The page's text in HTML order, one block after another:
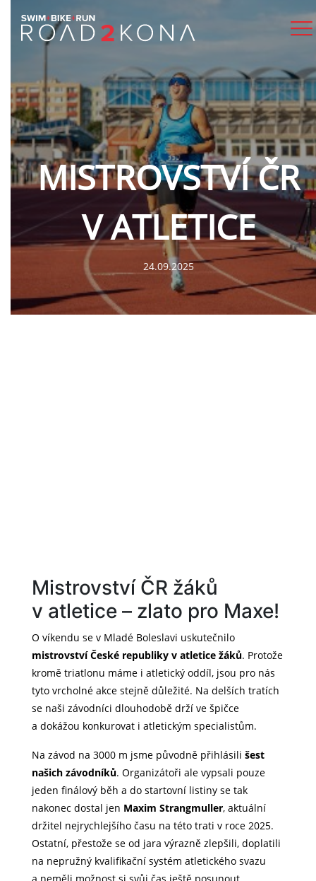
MISTROVSTVÍ ČR
V ATLETICE
24.09.2025
Mistrovství ČR žáků
v atletice – zlato pro Maxe!
O víkendu se v Mladé Boleslavi uskutečnilo
mistrovství České republiky v atletice žáků. Protože
kromě triatlonu máme i atletický oddíl, jsou pro nás
tyto vrcholné akce stejně důležité. Na delších tratích
se naši závodníci dlouhodobě drží ve špičce
a dokážou konkurovat i atletickým specialistům.
Na závod na 3000 m jsme původně přihlásili šest
našich závodníků. Organizátoři ale vypsali pouze
jeden finálový běh a do startovní listiny se tak
nakonec dostal jen Maxim Strangmuller, aktuální
držitel nejrychlejšího času na této trati v roce 2025.
Ostatní, přestože se od jara výrazně zlepšili, doplatili
na nepružný kvalifikační systém atletického svazu